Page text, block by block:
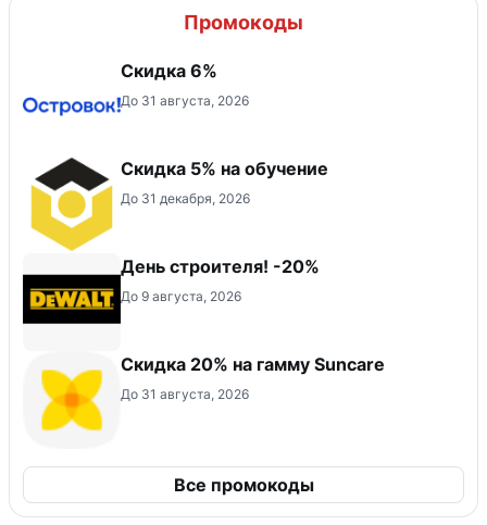
Промокоды
Скидка 6%
До 31 августа, 2026
Скидка 5% на обучение
До 31 декабря, 2026
День строителя! -20%
До 9 августа, 2026
Скидка 20% на гамму Suncare
До 31 августа, 2026
Все промокоды